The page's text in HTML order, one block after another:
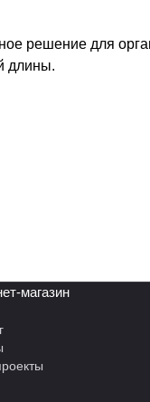
решение для
длины.
магазин